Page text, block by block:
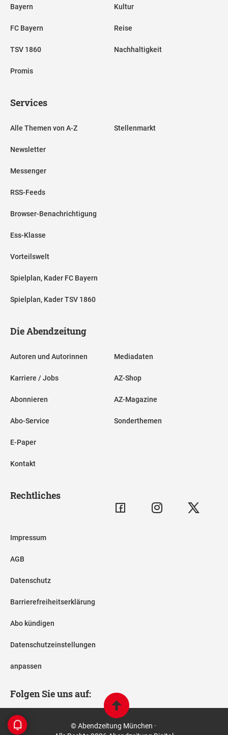
Bayern
FC Bayern
TSV 1860
Promis
Kultur
Reise
Nachhaltigkeit
Services
Alle Themen von A-Z
Newsletter
Messenger
RSS-Feeds
Browser-Benachrichtigung
Ess-Klasse
Vorteilswelt
Spielplan, Kader FC Bayern
Spielplan, Kader TSV 1860
Stellenmarkt
Die Abendzeitung
Autoren und Autorinnen
Karriere / Jobs
Abonnieren
Abo-Service
E-Paper
Kontakt
Mediadaten
AZ-Shop
AZ-Magazine
Sonderthemen
Rechtliches
Impressum
AGB
Datenschutz
Barrierefreiheitserklärung
Abo kündigen
Datenschutzeinstellungen
anpassen
Folgen Sie uns auf:
© Abendzeitung München ·